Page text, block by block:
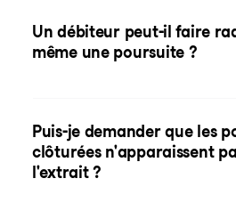
Un débiteur peut-il faire
même une poursuite ?
Puis-je demander que les
clôturées n'apparaissent
l'extrait ?